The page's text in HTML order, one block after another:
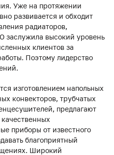
Уже на протяжении
развивается и обходит
радиаторов,
заслужила высокий уровень
клиентов за
Поэтому лидерство
изготовлением напольных
конвекторов, трубчатых
предлагают
приборы от известного
благоприятный
Широкий